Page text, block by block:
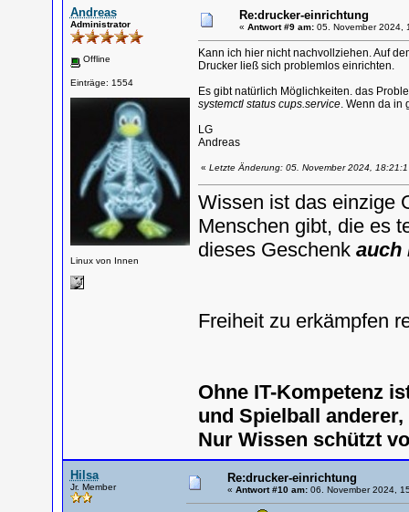
Andreas
Administrator
Offline
Einträge: 1554
Linux von Innen
Re:drucker-einrichtung
« Antwort #9 am:05. November 2024,
Kann ich hier nicht nachvollziehen. Auf
Drucker ließ sich problemlos einrichten.
Es gibt natürlich Möglichkeiten. das
systemctl status cups.service. Wenn da in
LG
Andreas
« Letzte Änderung: 05. November 2024,
Wissen ist das einzige
Menschen gibt, die es
dieses Geschenk auch
Freiheit zu erkämpfen
Ohne IT-Kompetenz
und Spielball
Nur Wissen schützt
Hilsa
Jr. Member
Re:drucker-einrichtung
« Antwort #10 am:06. November 2024,